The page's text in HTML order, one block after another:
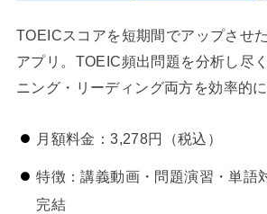
TOEICスコアを短期間でアップさせ
アプリ。TOEIC頻出問題を分析し尽
ニング・リーディング両方を効率的に
月額料金：3,278円（税込）
特徴：講義動画・問題演習・単語
完結